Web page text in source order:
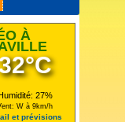
À
27%
W à 9km/h
et prévisions